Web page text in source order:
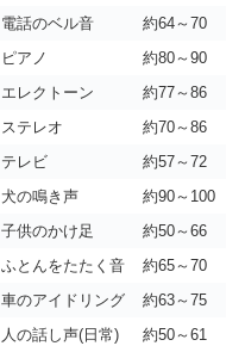
電話のベル音
約64～70
ピアノ
約80～90
エレクトーン
約77～86
ステレオ
約70～86
テレビ
約57～72
犬の鳴き声
約90～100
子供のかけ足
約50～66
ふとんをたたく音
約65～70
車のアイドリング
約63～75
人の話し声(日常)
約50～61